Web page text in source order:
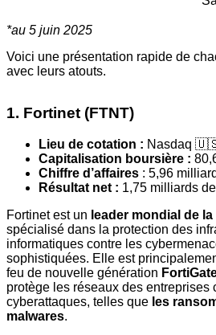
*au 5 juin 2025
Voici une présentation rapide de
avec leurs atouts.
1. Fortinet (FTNT)
Lieu de cotation : Nasdaq
Capitalisation boursière :
Chiffre d’affaires : 5,96
Résultat net : 1,75 milliards
Fortinet est un leader mondial de
spécialisé dans la protection des
informatiques contre les
sophistiquées. Elle est
feu de nouvelle génération
protège les réseaux des entreprises
cyberattaques, telles que les
malwares.